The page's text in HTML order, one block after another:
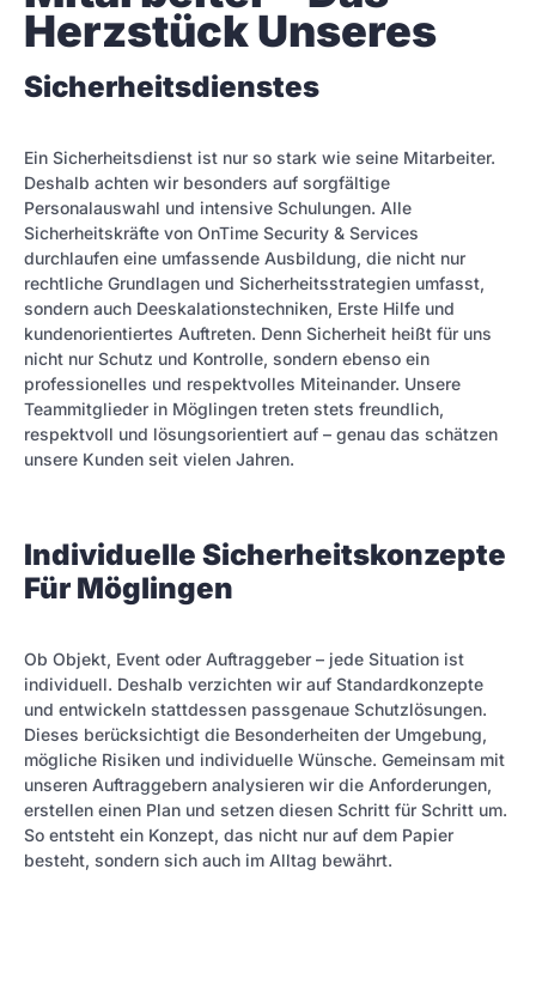
Herzstück Unseres
Sicherheitsdienstes
Ein Sicherheitsdienst ist nur so stark wie seine Mitarbeiter.
Deshalb achten wir besonders auf sorgfältige
Personalauswahl und intensive Schulungen. Alle
Sicherheitskräfte von OnTime Security & Services
durchlaufen eine umfassende Ausbildung, die nicht nur
rechtliche Grundlagen und Sicherheitsstrategien umfasst,
sondern auch Deeskalationstechniken, Erste Hilfe und
kundenorientiertes Auftreten. Denn Sicherheit heißt für uns
nicht nur Schutz und Kontrolle, sondern ebenso ein
professionelles und respektvolles Miteinander. Unsere
Teammitglieder in Möglingen treten stets freundlich,
respektvoll und lösungsorientiert auf – genau das schätzen
unsere Kunden seit vielen Jahren.
Individuelle Sicherheitskonzepte
Für Möglingen
Ob Objekt, Event oder Auftraggeber – jede Situation ist
individuell. Deshalb verzichten wir auf Standardkonzepte
und entwickeln stattdessen passgenaue Schutzlösungen.
Dieses berücksichtigt die Besonderheiten der Umgebung,
mögliche Risiken und individuelle Wünsche. Gemeinsam mit
unseren Auftraggebern analysieren wir die Anforderungen,
erstellen einen Plan und setzen diesen Schritt für Schritt um.
So entsteht ein Konzept, das nicht nur auf dem Papier
besteht, sondern sich auch im Alltag bewährt.